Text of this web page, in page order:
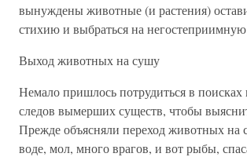
вынуждены животные (и растения)
стихию и выбраться на
Выход животных на сушу
Немало пришлось потрудиться в
следов вымерших существ, чтобы
Прежде объясняли переход животных на
воде, мол, много врагов, и вот рыбы,